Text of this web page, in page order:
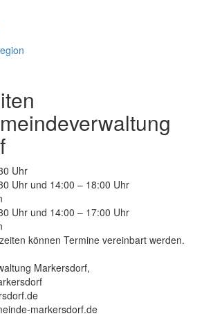
Uhr
Uhr und 14:00 – 18:00 Uhr
Uhr und 14:00 – 17:00 Uhr
können Termine vereinbart werden.
Markersdorf,
markersdorf.de